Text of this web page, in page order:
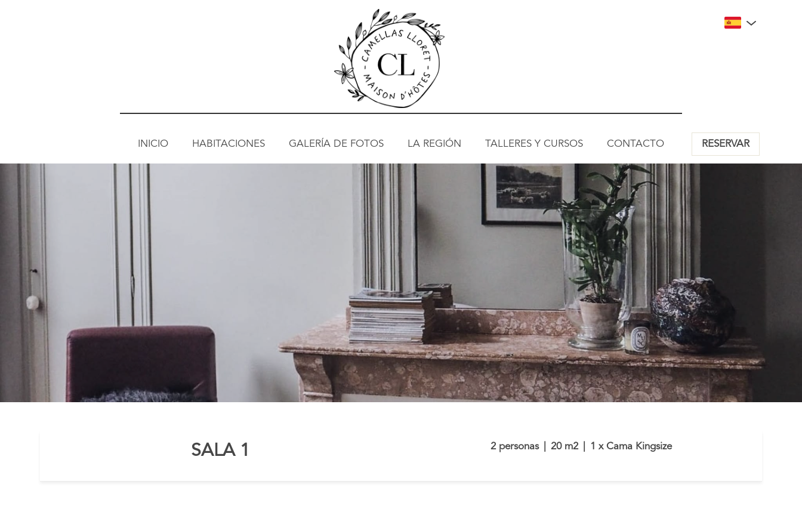
INICIO HABITACIONES GALERÍA DE FOTOS LA REGIÓN TALLERES Y CURSOS CONTACTO RESERVAR
SALA 1 2 personas 20 m2 1 x Cama Kingsize